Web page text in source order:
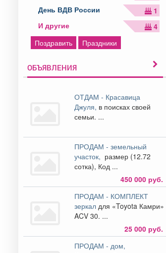
День ВДВ России
1
И другие
4
Поздравить
Праздники
ОБЪЯВЛЕНИЯ
ОТДАМ - Красавица
Джуля, в поисках своей
семьи. ...
ПРОДАМ - земельный
участок, размер (12.72
сотка), Код ...
450 000 руб.
ПРОДАМ - КОМПЛЕКТ
зеркал для «Toyota Камри»
ACV 30. ...
25 000 руб.
ПРОДАМ - дом,